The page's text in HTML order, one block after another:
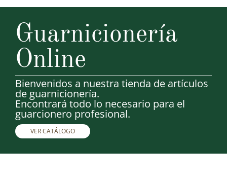
Guarnicionería
Online
Bienvenidos a nuestra tienda de artículos
de guarnicionería.
Encontrará todo lo necesario para el
guarcionero profesional.
VER CATÁLOGO